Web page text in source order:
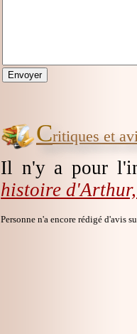
Critiques et
Il n'y a pour
histoire
Personne n'a encore rédigé d'avis